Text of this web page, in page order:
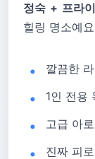
정숙 + 프라
힐링 명소예
깔끔한
1인 전용
고급 아
진짜 피